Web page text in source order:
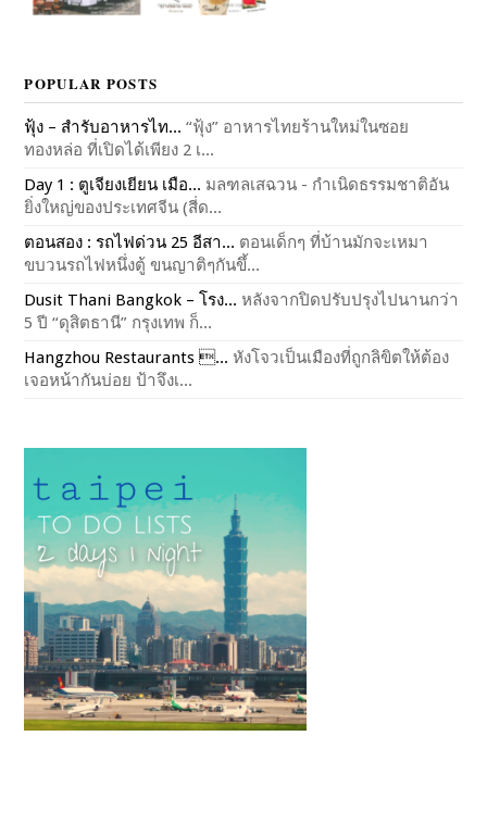
POPULAR POSTS
ฟุ้ง – สำรับอาหารไท... “ฟุ้ง” อาหารไทยร้านใหม่ในซอย
ทองหล่อ ที่เปิดได้เพียง 2 เ...
Day 1 : ตูเจียงเยียน เมือ... มลฑลเสฉวน - กำเนิดธรรมชาติอัน
ยิ่งใหญ่ของประเทศจีน (สี่ด...
ตอนสอง : รถไฟด่วน 25 อีสา... ตอนเด็กๆ ที่บ้านมักจะเหมา
ขบวนรถไฟหนึ่งตู้ ขนญาติๆกันขึ้...
Dusit Thani Bangkok – โรง... หลังจากปิดปรับปรุงไปนานกว่า
5 ปี “ดุสิตธานี” กรุงเทพ ก็...
Hangzhou Restaurants ... หังโจวเป็นเมืองที่ถูกลิขิตให้ต้อง
เจอหน้ากันบ่อย ป้าจึงเ...